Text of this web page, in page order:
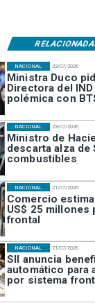
23/07/2026
Ministra Duco
Directora del
polémica con
NACIONAL
23/07/2026
Ministro de
descarta alza de
combustibles
NACIONAL
21/07/2026
Comercio
US$ 25 millones
frontal
NACIONAL
21/07/2026
SII anuncia
automático para
por sistema
NACIONAL